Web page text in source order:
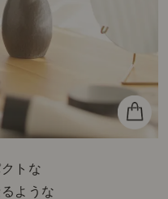
トな
ような